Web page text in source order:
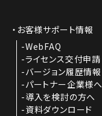
お客様サポート情報
WebFAQ
ライセンス交付申請
バージョン履歴情報
パートナー企業様へ
導入を検討の方へ
資料ダウンロード